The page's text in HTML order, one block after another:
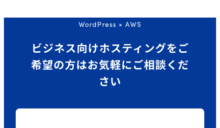
WordPress × AWS
ビジネス向けホスティングをご
希望の方はお気軽にご相談くだ
さい